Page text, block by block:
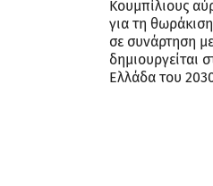
Κουμπίλιους
για τη
σε συνάρτηση
δημιουργείται
Ελλάδα του